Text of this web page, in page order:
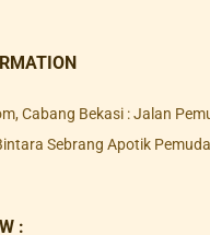
Cabang Bekasi : Jalan
Sebrang Apotik
: